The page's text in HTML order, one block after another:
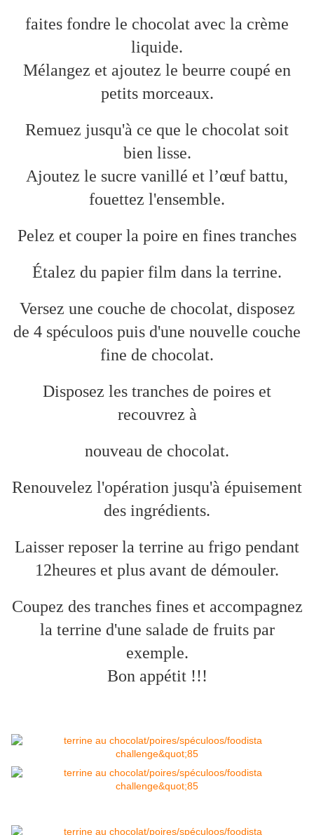
faites fondre le chocolat avec la crème
liquide.
Mélangez et ajoutez le beurre coupé en
petits morceaux.
Remuez jusqu'à ce que le chocolat soit
bien lisse.
Ajoutez le sucre vanillé et l’œuf battu,
fouettez l'ensemble.
Pelez et couper la poire en fines tranches
Étalez du papier film dans la terrine.
Versez une couche de chocolat, disposez
de 4 spéculoos puis d'une nouvelle couche
fine de chocolat.
Disposez les tranches de poires et
recouvrez à
nouveau de chocolat.
Renouvelez l'opération jusqu'à épuisement
des ingrédients.
Laisser reposer la terrine au frigo pendant
12heures et plus avant de démouler.
Coupez des tranches fines et accompagnez
la terrine d'une salade de fruits par
exemple.
Bon appétit !!!